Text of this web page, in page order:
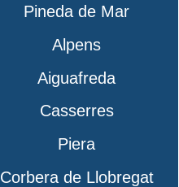
Pineda de Mar
Alpens
Aiguafreda
Casserres
Piera
Corbera de Llobregat